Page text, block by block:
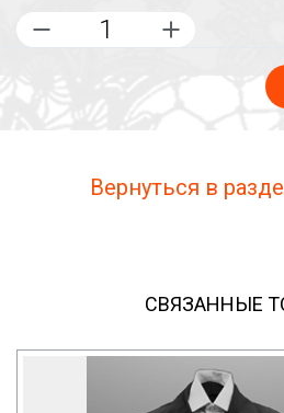
Вернуться в
СВЯЗАННЫЕ